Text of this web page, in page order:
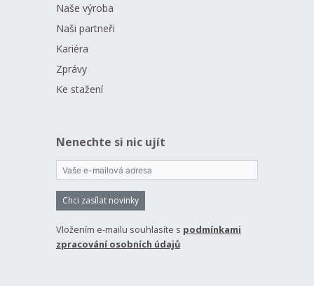
Naše výroba
Naši partneři
Kariéra
Zprávy
Ke stažení
Nenechte si nic ujít
Chci zasílat novinky
Vložením e-mailu souhlasíte s podmínkami
zpracování osobních údajů